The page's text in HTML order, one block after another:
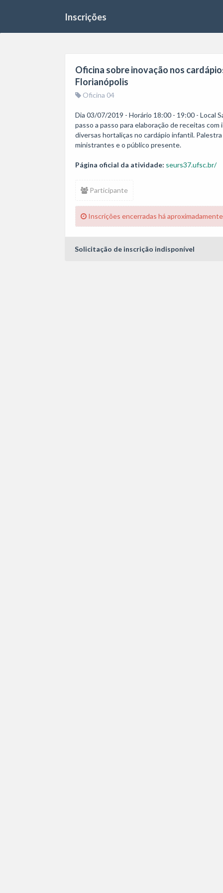
Inscrições
Oficina sobre inovação nos
Florianópolis
Oficina 04
Dia 03/07/2019 - Horário 18:00 - 19:00 - Local
passo a passo para elaboração de receitas
diversas hortaliças no cardápio infantil.
ministrantes e o público presente.
Página oficial da atividade: seurs37.ufsc.br/
Participante
Inscrições encerradas há
Solicitação de inscrição indisponível